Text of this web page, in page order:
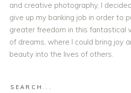
and creative photography, I
give up my banking job in order to
greater freedom in this fantastical
of dreams, where I could bring joy
beauty into the lives of others.
Search